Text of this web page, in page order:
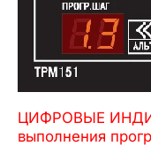
ЦИФРОВЫЕ
выполнения